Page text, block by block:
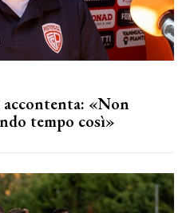
accontenta: «Non
tempo così»